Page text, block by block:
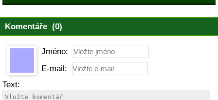
Komentáře (0)
Jméno:
E-mail:
Text: